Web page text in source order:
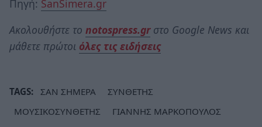
Πηγή: SanSimera.gr
Ακολουθήστε το notospress.grστο Google News και
μάθετε πρώτοι όλες τις ειδήσεις
TAGS: ΣΑΝ ΣΗΜΕΡΑ
ΣΥΝΘΕΤΗΣ
ΜΟΥΣΙΚΟΣΥΝΘΕΤΗΣ
ΓΙΑΝΝΗΣ ΜΑΡΚΟΠΟΥΛΟΣ